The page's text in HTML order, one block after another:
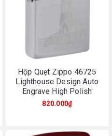
Hộp Quẹt Zippo 46725
Lighthouse Design Auto
Engrave High Polish
Chrome
820.000₫